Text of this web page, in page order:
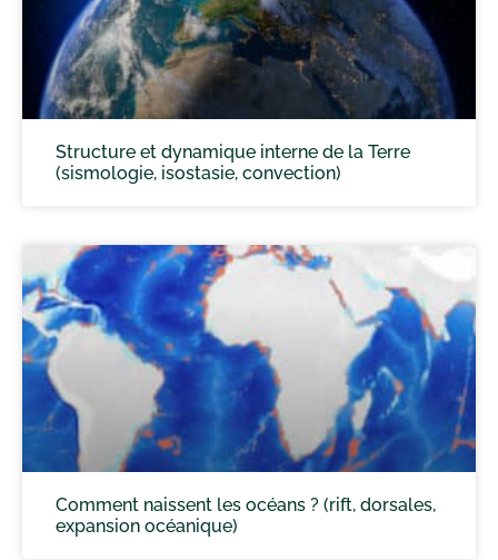
Structure et dynamique interne de la Terre
(sismologie, isostasie, convection)
Comment naissent les océans ? (rift, dorsales,
expansion océanique)